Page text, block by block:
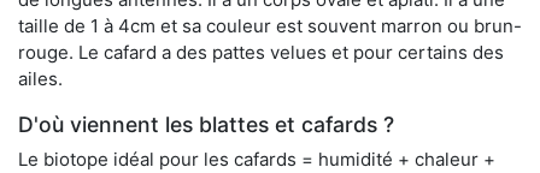
taille de 1 à 4cm et sa couleur est souvent marron ou brun-
rouge. Le cafard a des pattes velues et pour certains des
ailes.
D'où viennent les blattes et cafards ?
Le biotope idéal pour les cafards = humidité + chaleur +